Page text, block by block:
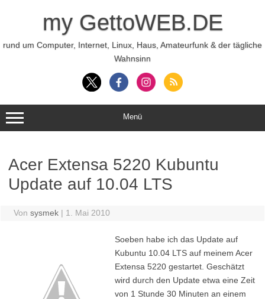
my GettoWEB.DE
rund um Computer, Internet, Linux, Haus, Amateurfunk & der tägliche
Wahnsinn
Menü
Acer Extensa 5220 Kubuntu
Update auf 10.04 LTS
Von sysmek | 1. Mai 2010
Soeben habe ich das Update auf
Kubuntu 10.04 LTS auf meinem Acer
Extensa 5220 gestartet. Geschätzt
wird durch den Update etwa eine Zeit
von 1 Stunde 30 Minuten an einem